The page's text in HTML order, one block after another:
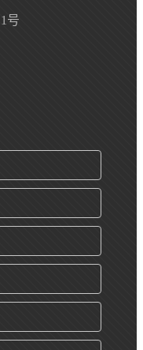
号